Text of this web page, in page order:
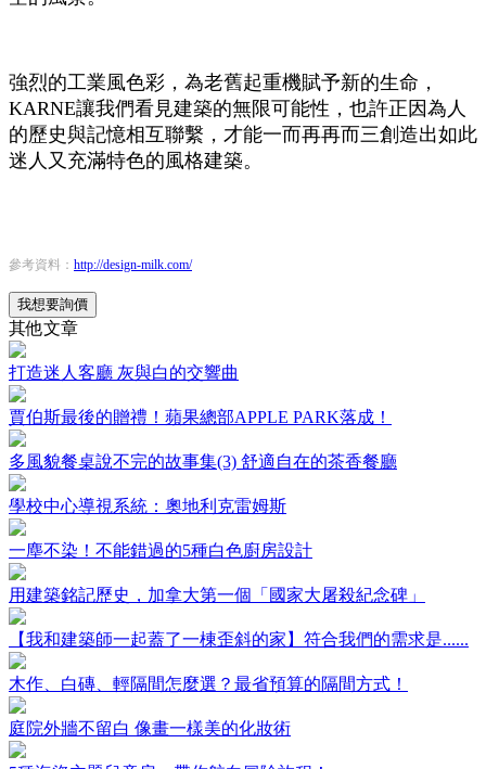
強烈的工業風色彩，為老舊起重機賦予新的生命，
KARNE讓我們看見建築的無限可能性，也許正因為人
的歷史與記憶相互聯繫，才能一而再再而三創造出如此
迷人又充滿特色的風格建築。
參考資料： http://design-milk.com/
我想要詢價
其他文章
打造迷人客廳 灰與白的交響曲
賈伯斯最後的贈禮！蘋果總部APPLE PARK落成！
多風貌餐桌說不完的故事集(3) 舒適自在的茶香餐廳
學校中心導視系統：奧地利克雷姆斯
一塵不染！不能錯過的5種白色廚房設計
用建築銘記歷史，加拿大第一個「國家大屠殺紀念碑」
【我和建築師一起蓋了一棟歪斜的家】符合我們的需求是......
木作、白磚、輕隔間怎麼選？最省預算的隔間方式！
庭院外牆不留白 像畫一樣美的化妝術